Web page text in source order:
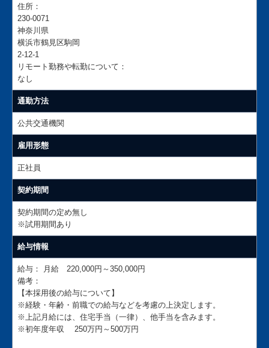
住所：
230-0071
神奈川県
横浜市鶴見区駒岡
2-12-1
リモート勤務や転勤について：
なし
通勤方法
公共交通機関
雇用形態
正社員
契約期間
契約期間の定め無し
※試用期間あり
給与情報
給与：
月給 220,000円～350,000円
備考：
【本採用後の給与について】
※経験・年齢・前職での給与などを考慮の上決定します。
※上記月給には、住宅手当（一律）、他手当を含みます。
※初年度年収 250万円～500万円